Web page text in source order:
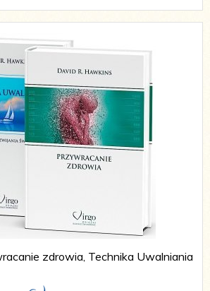
zdrowia, Technika Uwalniania